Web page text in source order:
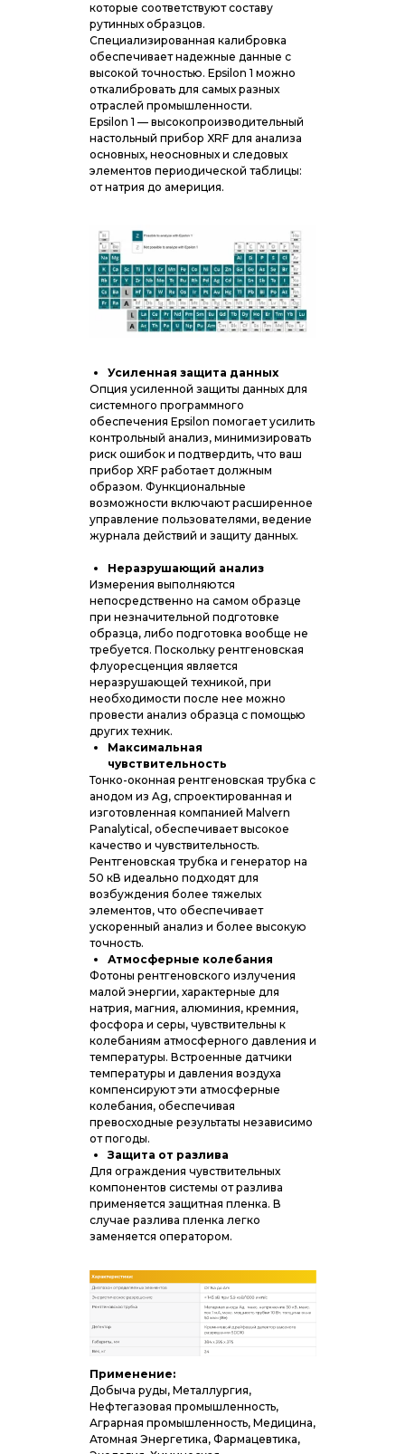
©Pro Lab Support. 2021. Все права защищены.
которые соответствуют составу
рутинных образцов.
Специализированная калибровка
обеспечивает надежные данные с
высокой точностью. Epsilon 1 можно
откалибровать для самых разных
отраслей промышленности.
Epsilon 1 — высокопроизводительный
настольный прибор XRF для анализа
основных, неосновных и следовых
элементов периодической таблицы:
от натрия до америция.
Усиленная защита данных
Опция усиленной защиты данных для
системного программного
обеспечения Epsilon помогает усилить
контрольный анализ, минимизировать
риск ошибок и подтвердить, что ваш
прибор XRF работает должным
образом. Функциональные
возможности включают расширенное
управление пользователями, ведение
журнала действий и защиту данных.
Неразрушающий анализ
Измерения выполняются
непосредственно на самом образце
при незначительной подготовке
образца, либо подготовка вообще не
требуется. Поскольку рентгеновская
флуоресценция является
неразрушающей техникой, при
необходимости после нее можно
провести анализ образца с помощью
других техник.
Максимальная
чувствительность
Тонко-оконная рентгеновская трубка с
анодом из Ag, спроектированная и
изготовленная компанией Malvern
Panalytical, обеспечивает высокое
качество и чувствительность.
Рентгеновская трубка и генератор на
50 кВ идеально подходят для
возбуждения более тяжелых
элементов, что обеспечивает
ускоренный анализ и более высокую
точность.
Атмосферные колебания
Фотоны рентгеновского излучения
малой энергии, характерные для
натрия, магния, алюминия, кремния,
фосфора и серы, чувствительны к
колебаниям атмосферного давления и
температуры. Встроенные датчики
температуры и давления воздуха
компенсируют эти атмосферные
колебания, обеспечивая
превосходные результаты независимо
от погоды.
Защита от разлива
Для ограждения чувствительных
компонентов системы от разлива
применяется защитная пленка. В
случае разлива пленка легко
заменяется оператором.
Применение:
Добыча руды, Металлургия,
Нефтегазовая промышленность,
Аграрная промышленность, Медицина,
Атомная Энергетика, Фармацевтика,